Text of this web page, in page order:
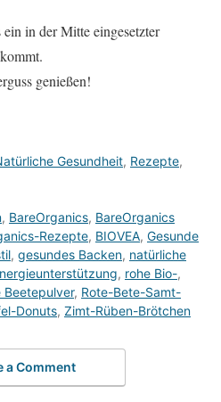
in der Mitte eingesetzter
genießen!
Gesundheit, Rezepte,
, BareOrganics, BareOrganics
Rezepte, BIOVEA, Gesunde
, gesundes Backen, natürliche
, rohe Bio-,
Beetepulver, Rote-Bete-Samt-
Donuts, Zimt-Rüben-Brötchen
a Comment